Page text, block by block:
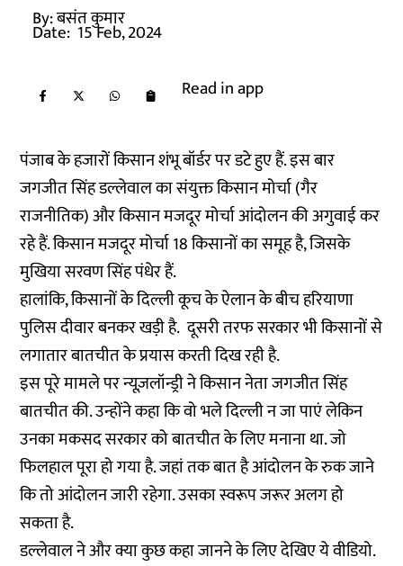
By:बसंत कुमार
Date: 15 Feb, 2024
Read in app
पंजाब के हजारों किसान शंभू बॉर्डर पर डटे हुए हैं. इस बार
जगजीत सिंह डल्लेवाल का संयुक्त किसान मोर्चा (गैर
राजनीतिक) और किसान मजदूर मोर्चा आंदोलन की अगुवाई कर
रहे हैं. किसान मजदूर मोर्चा 18 किसानों का समूह है, जिसके
मुखिया सरवण सिंह पंधेर हैं.
हालांकि, किसानों के दिल्ली कूच के ऐलान के बीच हरियाणा
पुलिस दीवार बनकर खड़ी है. दूसरी तरफ सरकार भी किसानों से
लगातार बातचीत के प्रयास करती दिख रही है.
इस पूरे मामले पर न्यूज़लॉन्ड्री ने किसान नेता जगजीत सिंह
बातचीत की. उन्होंने कहा कि वो भले दिल्ली न जा पाएं लेकिन
उनका मकसद सरकार को बातचीत के लिए मनाना था. जो
फिलहाल पूरा हो गया है. जहां तक बात है आंदोलन के रुक जाने
कि तो आंदोलन जारी रहेगा. उसका स्वरूप जरूर अलग हो
सकता है.
डल्लेवाल ने और क्या कुछ कहा जानने के लिए देखिए ये वीडियो.